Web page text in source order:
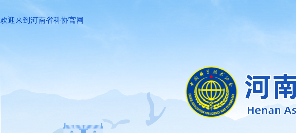
欢迎来到河南省科协官网